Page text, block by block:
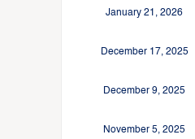
January 21, 2026
December 17, 2025
December 9, 2025
November 5, 2025